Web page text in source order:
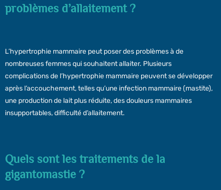
problèmes d’allaitement ?
L’hypertrophie mammaire peut poser des problèmes à de
nombreuses femmes qui souhaitent allaiter. Plusieurs
complications de l’hypertrophie mammaire peuvent se développer
après l’accouchement, telles qu’une infection mammaire (mastite),
une production de lait plus réduite, des douleurs mammaires
insupportables, difficulté d’allaitement.
Quels sont les traitements de la
gigantomastie ?